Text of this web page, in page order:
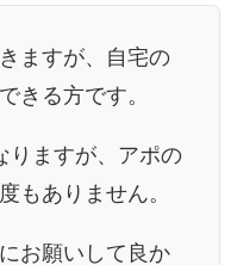
ますが、自宅の
きる方です。
りますが、アポの
もありません。
お願いして良か